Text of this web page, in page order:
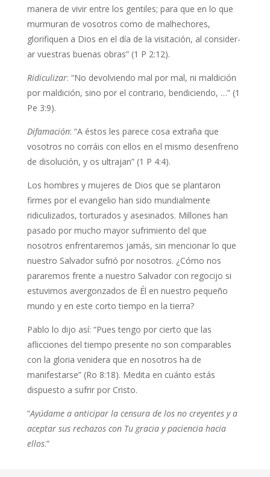
manera de vivir entre los gentiles; para que en lo que
murmuran de vosotros como de malhechores,
glorifiquen a Dios en el día de la visitación, al consider-
ar vuestras buenas obras” (1 P 2:12).
Ridiculizar: “No devolviendo mal por mal, ni maldición
por maldición, sino por el contrario, bendiciendo, …” (1
Pe 3:9).
Difamación: “A éstos les parece cosa extraña que
vosotros no corráis con ellos en el mismo desenfreno
de disolución, y os ultrajan” (1 P 4:4).
Los hombres y mujeres de Dios que se plantaron
firmes por el evangelio han sido mundialmente
ridiculizados, torturados y asesinados. Millones han
pasado por mucho mayor sufrimiento del que
nosotros enfrentaremos jamás, sin mencionar lo que
nuestro Salvador sufrió por nosotros. ¿Cómo nos
pararemos frente a nuestro Salvador con regocijo si
estuvimos avergonzados de Él en nuestro pequeño
mundo y en este corto tiempo en la tierra?
Pablo lo dijo así: “Pues tengo por cierto que las
aflicciones del tiempo presente no son comparables
con la gloria venidera que en nosotros ha de
manifestarse” (Ro 8:18). Medita en cuánto estás
dispuesto a sufrir por Cristo.
“Ayúdame a anticipar la censura de los no creyentes y a
aceptar sus rechazos con Tu gracia y paciencia hacia
ellos.”